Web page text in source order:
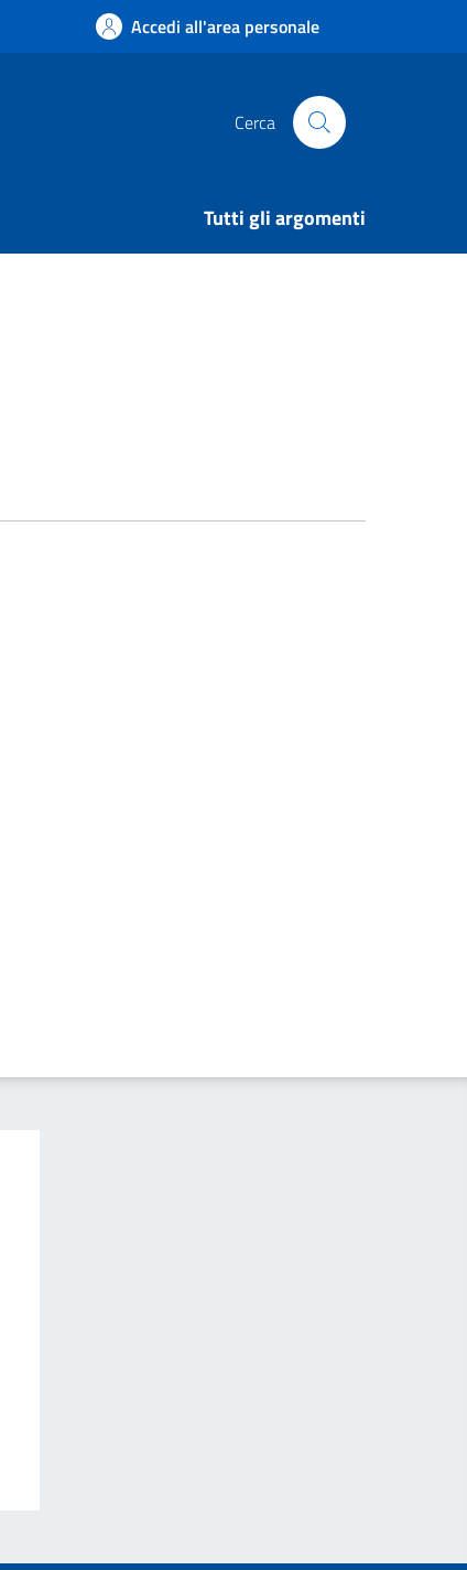
Accedi all'area personale
Cerca
Tutti gli argomenti